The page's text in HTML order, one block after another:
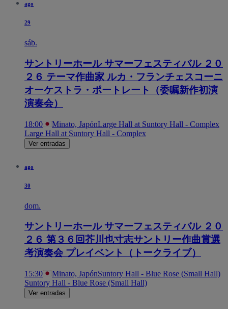
ago
29
sáb.
サントリーホール サマーフェスティバル ２０
２６ テーマ作曲家 ルカ・フランチェスコーニ
オーケストラ・ポートレート（委嘱新作初演
演奏会）
18:00 Minato, JapónLarge Hall at Suntory Hall - Complex
Large Hall at Suntory Hall - Complex
Ver entradas
ago
30
dom.
サントリーホール サマーフェスティバル ２０
２６ 第３６回芥川也寸志サントリー作曲賞選
考演奏会 プレイベント（トークライブ）
15:30 Minato, JapónSuntory Hall - Blue Rose (Small Hall)
Suntory Hall - Blue Rose (Small Hall)
Ver entradas